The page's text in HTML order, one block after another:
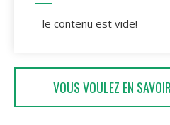
le contenu est vide!
VOUS VOULEZ EN